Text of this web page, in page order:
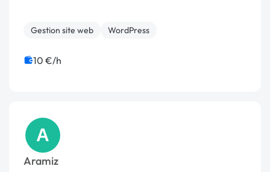
Gestion site web WordPress
10 €/h
A
Aramiz